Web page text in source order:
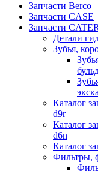
Запчасти Berco
Запчасти CASE
Запчасти
Детали
Зубья,
Каталог
d9r
Каталог
d6n
Каталог
Фильтры,